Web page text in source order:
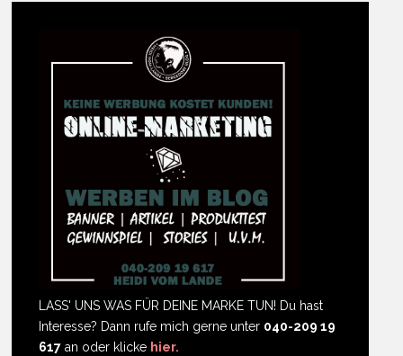
LASS' UNS WAS FÜR DEINE MARKE TUN! Du hast
Interesse? Dann rufe mich gerne unter 040-209 19
617 an oder klicke hier.